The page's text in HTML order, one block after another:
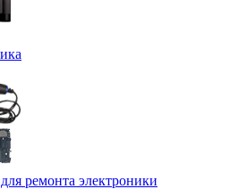
ремонта электроники